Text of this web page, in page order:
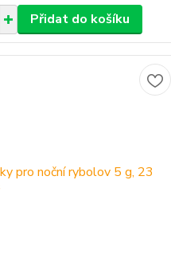
Přidat do košíku